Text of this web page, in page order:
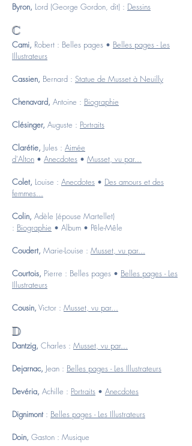
Byron, Lord (George Gordon, dit) : Dessins
C
Cami, Robert : Belles pages • Belles pages - Les
Illustrateurs
Cassien, Bernard : Statue de Musset à Neuilly
Chenavard, Antoine : Biographie
Clésinger, Auguste : Portraits
Clarétie, Jules : Aimée
d'Alton • Anecdotes • Musset, vu par...
Colet, Louise : Anecdotes • Des amours et des
femmes...
Colin, Adèle (épouse Martellet)
: Biographie • Album • Pêle-Mêle
Coudert, Marie-Louise : Musset, vu par...
Courtois, Pierre : Belles pages • Belles pages - Les
Illustrateurs
Cousin, Victor : Musset, vu par...
D
Dantzig, Charles : Musset, vu par...
Dejarnac, Jean : Belles pages - Les Illustrateurs
Devéria, Achille : Portraits • Anecdotes
Dignimont : Belles pages - Les Illustrateurs
Doin, Gaston : Musique